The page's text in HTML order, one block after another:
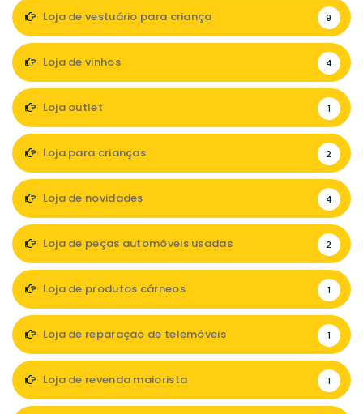
Loja de vestuário para criança 9
Loja de vinhos 4
Loja outlet 1
Loja para crianças 2
Loja de novidades 4
Loja de peças automóveis usadas 2
Loja de produtos cárneos 1
Loja de reparação de telemóveis 1
Loja de revenda maiorista 1